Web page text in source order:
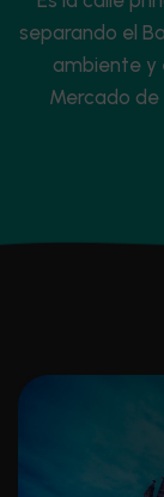
separando el
ambiente y
Mercado de